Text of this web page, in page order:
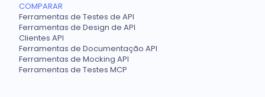
COMPARAR
Ferramentas de Testes de API
Ferramentas de Design de API
Clientes API
Ferramentas de Documentação API
Ferramentas de Mocking API
Ferramentas de Testes MCP